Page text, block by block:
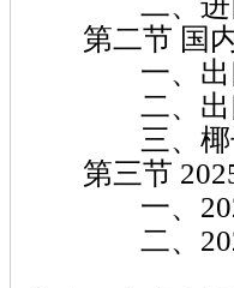
第二节 国内
一、出口
二、出口
三、椰子粕
第三节
一、2025-
二、2025-